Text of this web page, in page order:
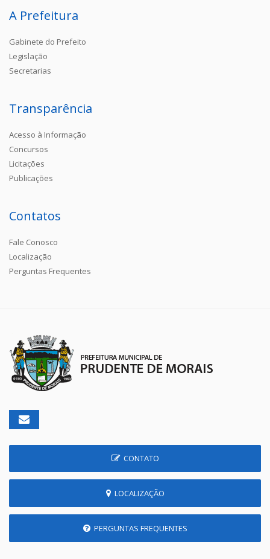
A Prefeitura
Gabinete do Prefeito
Legislação
Secretarias
Transparência
Acesso à Informação
Concursos
Licitações
Publicações
Contatos
Fale Conosco
Localização
Perguntas Frequentes
CONTATO
LOCALIZAÇÃO
PERGUNTAS FREQUENTES